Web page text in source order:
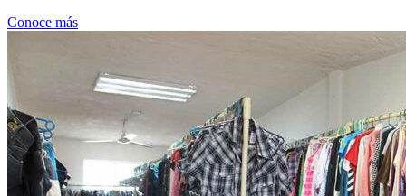
Conoce más